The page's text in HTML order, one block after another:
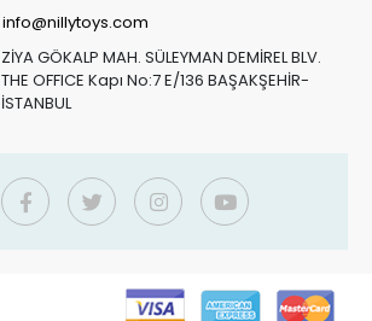
info@nillytoys.com
ZİYA GÖKALP MAH. SÜLEYMAN DEMİREL BLV.
THE OFFICE Kapı No:7 E/136 BAŞAKŞEHİR-
İSTANBUL